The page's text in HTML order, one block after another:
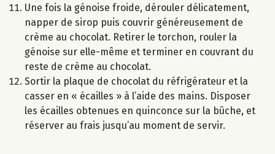
Une fois la génoise froide, dérouler délicatement,
napper de sirop puis couvrir généreusement de
crème au chocolat. Retirer le torchon, rouler la
génoise sur elle-même et terminer en couvrant du
reste de crème au chocolat.
Sortir la plaque de chocolat du réfrigérateur et la
casser en « écailles » à l’aide des mains. Disposer
les écailles obtenues en quinconce sur la bûche, et
réserver au frais jusqu’au moment de servir.